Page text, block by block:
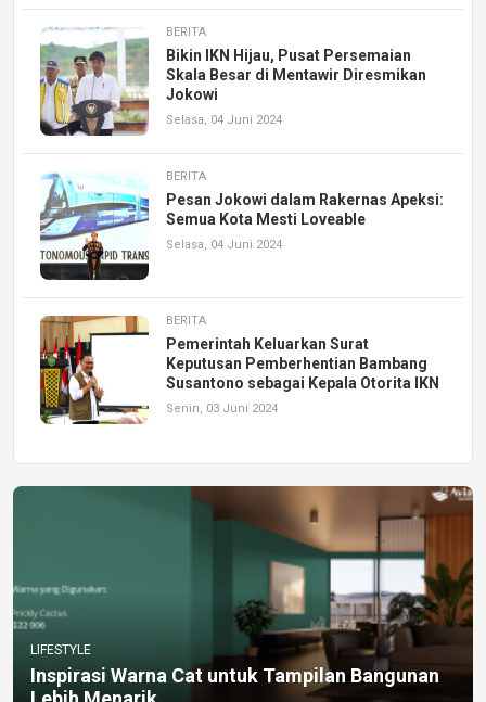
BERITA
Bikin IKN Hijau, Pusat Persemaian
Skala Besar di Mentawir Diresmikan
Jokowi
Selasa, 04 Juni 2024
BERITA
Pesan Jokowi dalam Rakernas Apeksi:
Semua Kota Mesti Loveable
Selasa, 04 Juni 2024
BERITA
Pemerintah Keluarkan Surat
Keputusan Pemberhentian Bambang
Susantono sebagai Kepala Otorita IKN
Senin, 03 Juni 2024
LIFESTYLE
Inspirasi Warna Cat untuk Tampilan Bangunan